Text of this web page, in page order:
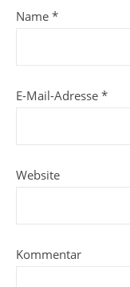
Name *
E-Mail-Adresse *
Website
Kommentar